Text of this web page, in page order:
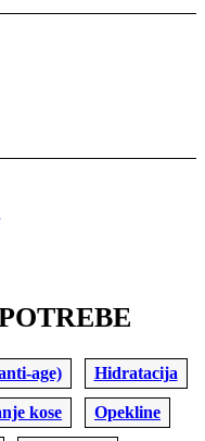
age) Hidratacija
kose Opekline